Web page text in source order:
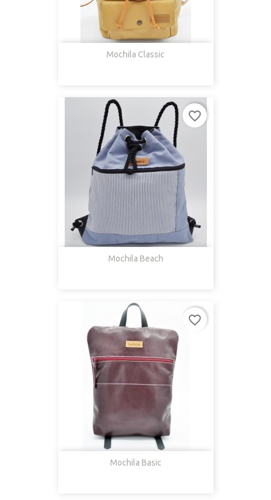
Mochila Classic
Mochila Beach
favorite_border
Mochila Basic
favorite_border